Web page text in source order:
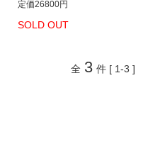
定価26800円
SOLD OUT
全 3 件 [ 1-3 ]